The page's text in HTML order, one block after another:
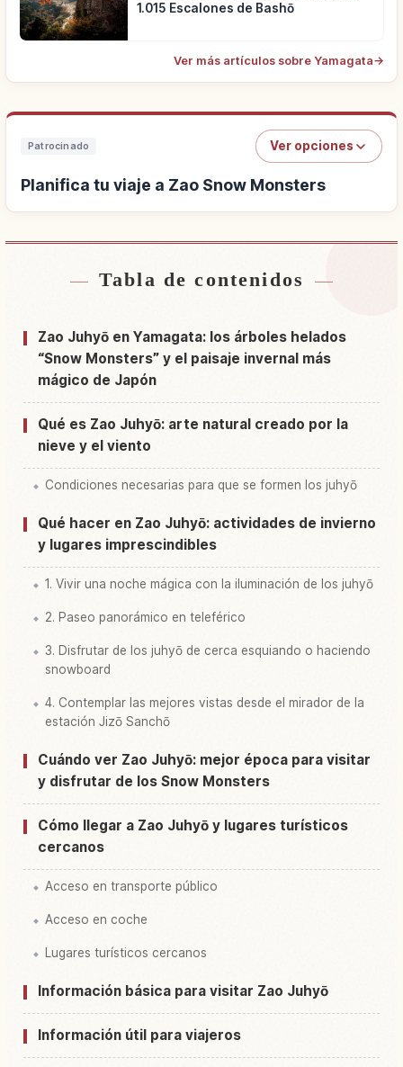
1.015 Escalones de Bashō
Ver más artículos sobre Yamagata→
Patrocinado Ver opciones
Planifica tu viaje a Zao Snow Monsters
Buscar alojamiento cerca de Zao Snow
Buscar experiencias en Zao Snow Monsters
Tabla de contenidos
Zao Juhyō en Yamagata: los árboles helados
“Snow Monsters” y el paisaje invernal más
mágico de Japón
Qué es Zao Juhyō: arte natural creado por la
nieve y el viento
Condiciones necesarias para que se formen los juhyō
Qué hacer en Zao Juhyō: actividades de invierno
y lugares imprescindibles
1. Vivir una noche mágica con la iluminación de los juhyō
2. Paseo panorámico en teleférico
3. Disfrutar de los juhyō de cerca esquiando o haciendo
snowboard
4. Contemplar las mejores vistas desde el mirador de la
estación Jizō Sanchō
Cuándo ver Zao Juhyō: mejor época para visitar
y disfrutar de los Snow Monsters
Cómo llegar a Zao Juhyō y lugares turísticos
cercanos
Acceso en transporte público
Acceso en coche
Lugares turísticos cercanos
Información básica para visitar Zao Juhyō
Información útil para viajeros